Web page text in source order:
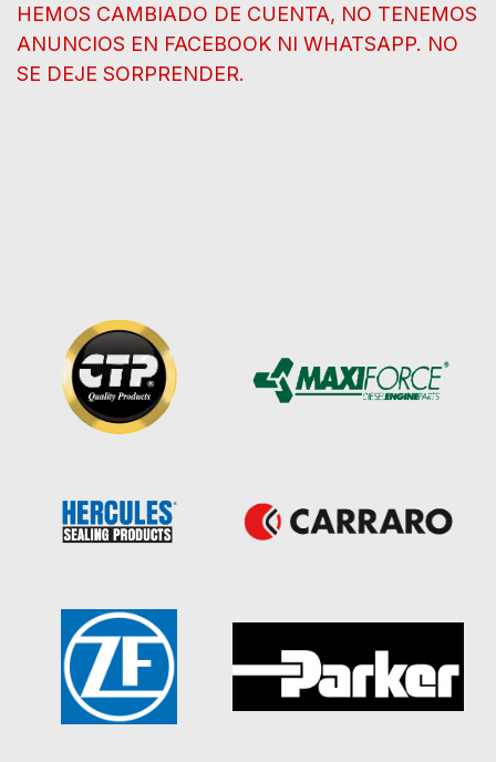
HEMOS CAMBIADO DE CUENTA, NO TENEMOS
ANUNCIOS EN FACEBOOK NI WHATSAPP. NO
SE DEJE SORPRENDER.